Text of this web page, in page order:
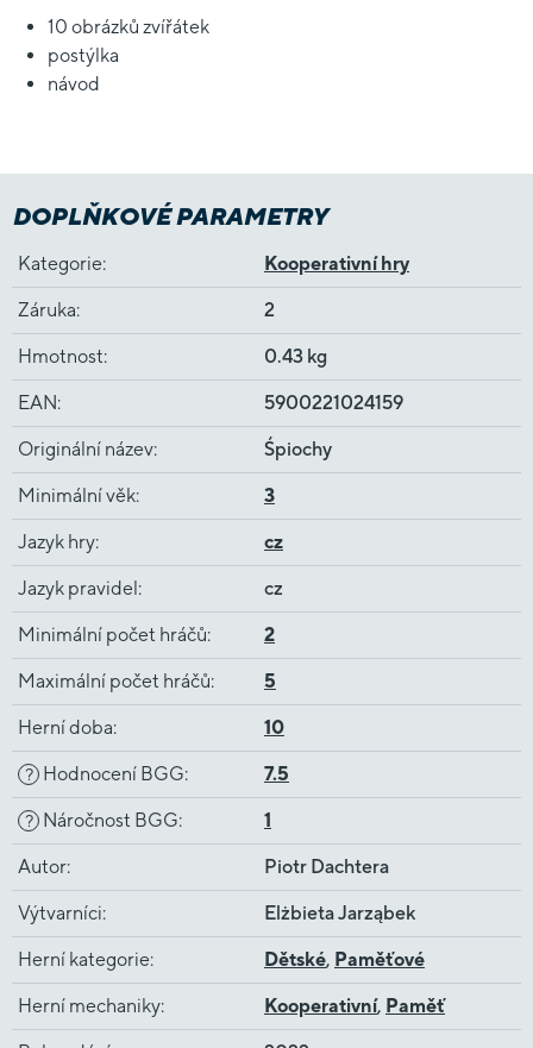
10 obrázků zvířátek
postýlka
návod
DOPLŇKOVÉ PARAMETRY
Kategorie: Kooperativní hry
Záruka: 2
Hmotnost: 0.43 kg
EAN: 5900221024159
Originální název: Śpiochy
Minimální věk: 3
Jazyk hry: cz
Jazyk pravidel: cz
Minimální počet hráčů: 2
Maximální počet hráčů: 5
Herní doba: 10
? Hodnocení BGG: 7.5
? Náročnost BGG: 1
Autor: Piotr Dachtera
Výtvarníci: Elżbieta Jarząbek
Herní kategorie: Dětské, Paměťové
Herní mechaniky: Kooperativní, Paměť